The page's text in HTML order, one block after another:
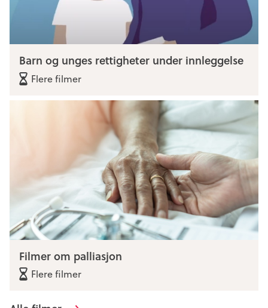
Barn og unges rettigheter under innleggelse
Flere filmer
Filmer om palliasjon
Flere filmer